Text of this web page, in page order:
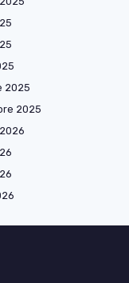
2025
2025